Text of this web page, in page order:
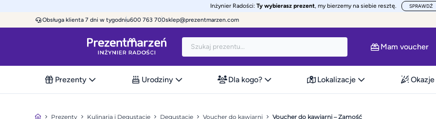
Inżynier Radości: Ty wybierasz prezent, my bierzemy na siebie resztę. SPRAWDŹ
Obsługa klienta 7 dni w tygodniu600 763 700sklep@prezentmarzen.com
Mam voucher
Prezenty Urodziny Dla kogo? Lokalizacje Okazje
Prezenty Kulinaria i Degustacje Degustacje Voucher do kawiarni Voucher do kawiarni – Zamość